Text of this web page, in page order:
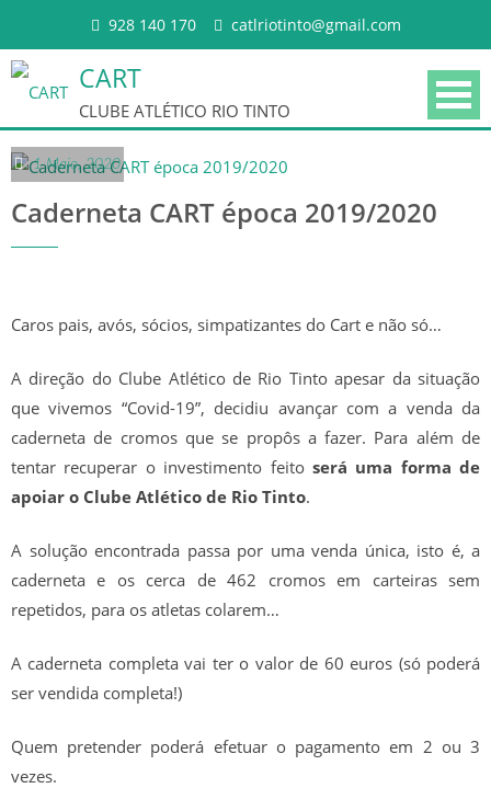
Skip to content928 140 170 catlriotinto@gmail.com
CART
CLUBE ATLÉTICO RIO TINTO
HISTÓRIA
PALMARÉS
CORPOS GERENTES
FAZ-TE SÓCIO
BAR – CART
APOIOS / PARCEIROS
MAPA OCUPAÇÃO / HORÁRIOS
TREINOS
MANUAL ACOLHIMENTO E BOAS
PRÁTICAS
1 Maio, 2020
Caderneta CART época 2019/2020
Caros pais, avós, sócios, simpatizantes do Cart e não só…
A direção do Clube Atlético de Rio Tinto apesar da situação
que vivemos “Covid-19”, decidiu avançar com a venda da
caderneta de cromos que se propôs a fazer. Para além de
tentar recuperar o investimento feito será uma forma de
apoiar o Clube Atlético de Rio Tinto.
A solução encontrada passa por uma venda única, isto é, a
caderneta e os cerca de 462 cromos em carteiras sem
repetidos, para os atletas colarem…
A caderneta completa vai ter o valor de 60 euros (só poderá
ser vendida completa!)
Quem pretender poderá efetuar o pagamento em 2 ou 3
vezes.